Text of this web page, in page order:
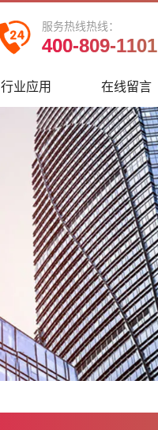
服务热线热线：
400-809-1101
行业应用 在线留言